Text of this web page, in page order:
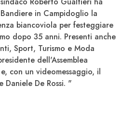
in Campidoglio la
biancoviola per festeggiare
dopo 35 anni. Presenti anche
Sport, Turismo e Moda
dell'Assemblea
e, con un videomessaggio, il
De Rossi. "